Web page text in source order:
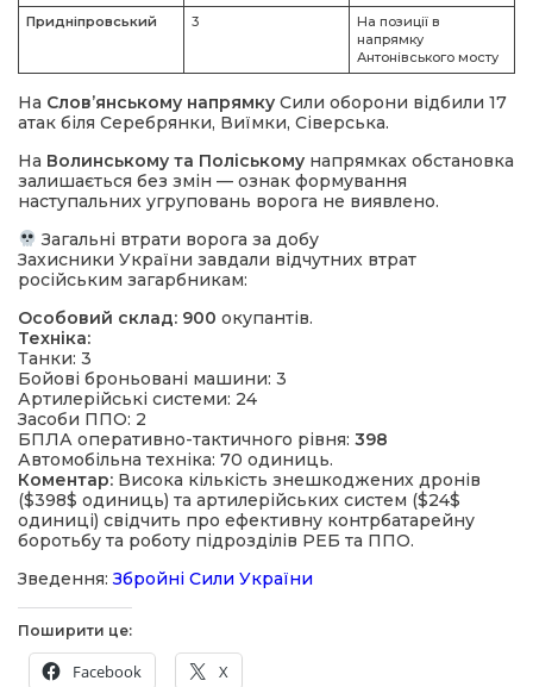
Придніпровський
3
На позиції в
напрямку
Антонівського мосту
На Слов’янському напрямку Сили оборони відбили 17
атак біля Серебрянки, Виїмки, Сіверська.
На Волинському та Поліському напрямках обстановка
залишається без змін — ознак формування
наступальних угруповань ворога не виявлено.
Загальні втрати ворога за добу
Захисники України завдали відчутних втрат
російським загарбникам:
Особовий склад: 900 окупантів.
Техніка:
Танки: 3
Бойові броньовані машини: 3
Артилерійські системи: 24
Засоби ППО: 2
БПЛА оперативно-тактичного рівня: 398
Автомобільна техніка: 70 одиниць.
Коментар: Висока кількість знешкоджених дронів
($398$ одиниць) та артилерійських систем ($24$
одиниці) свідчить про ефективну контрбатарейну
боротьбу та роботу підрозділів РЕБ та ППО.
Зведення:Збройні Сили України
Поширити це:
Facebook X